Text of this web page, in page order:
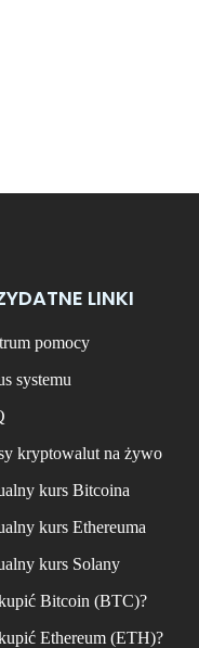
LINKI
pomocy
systemu
kryptowalut na żywo
kurs Bitcoina
kurs Ethereuma
kurs Solany
Bitcoin (BTC)?
Ethereum (ETH)?